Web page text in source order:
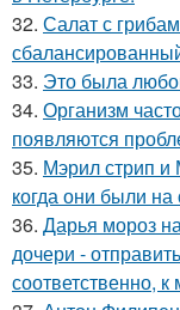
32. Салат с
33. Это была
34. Организм
появляются
35. Мэрил стрип
когда они были на
36. Дарья мороз
дочери -
соответственно,